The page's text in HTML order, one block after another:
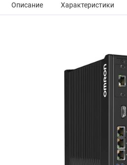
Описание Характеристики